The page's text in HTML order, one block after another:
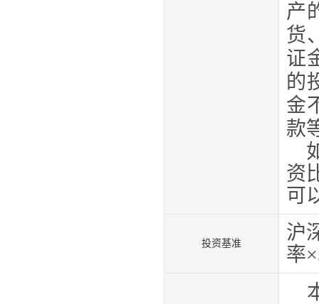
产
货
证
的
金
款
资
可
投资基准
沪
率×